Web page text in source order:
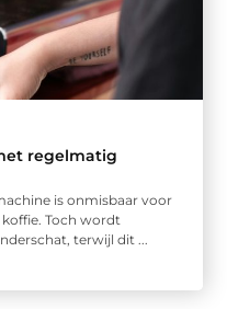
regelmatig
is onmisbaar voor
Toch wordt
terwijl dit ...